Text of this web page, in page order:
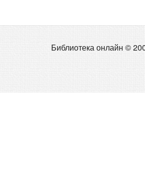
Библиотека онлайн ©